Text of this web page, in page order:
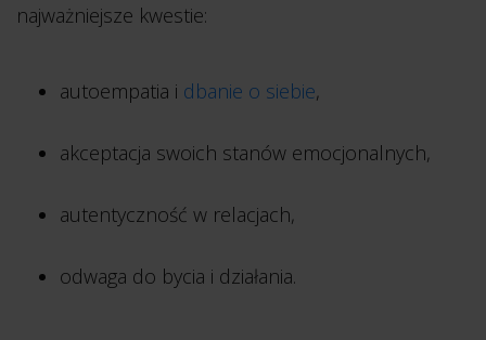
najważniejsze kwestie:
autoempatia i dbanie o siebie,
akceptacja swoich stanów emocjonalnych,
autentyczność w relacjach,
odwaga do bycia i działania.